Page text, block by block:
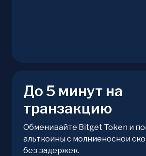
До 5 минут на
транзакцию
Обменивайте Bitget Token и
альткоины с молниеносной
без задержек.